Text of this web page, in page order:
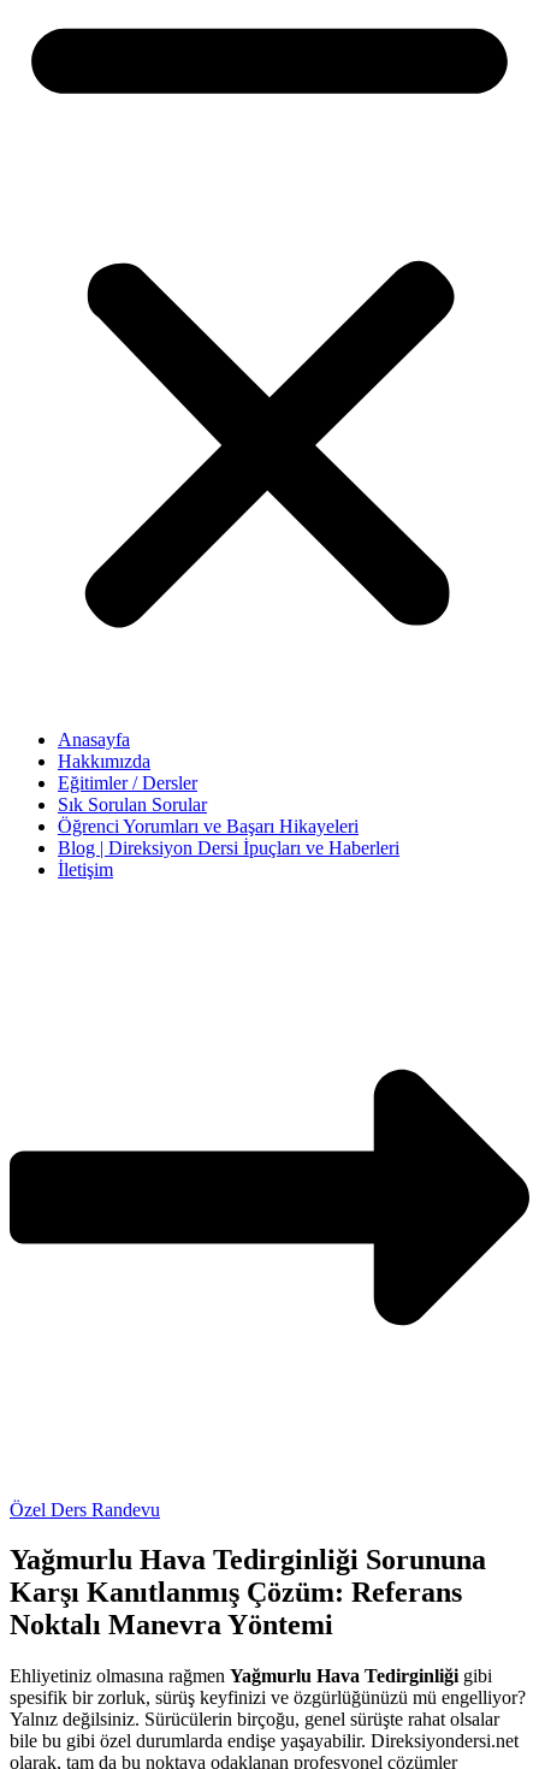
Anasayfa
Hakkımızda
Eğitimler / Dersler
Sık Sorulan Sorular
Öğrenci Yorumları ve Başarı Hikayeleri
Blog | Direksiyon Dersi İpuçları ve Haberleri
İletişim
Özel Ders Randevu
Yağmurlu Hava Tedirginliği Sorununa
Karşı Kanıtlanmış Çözüm: Referans
Noktalı Manevra Yöntemi
Ehliyetiniz olmasına rağmen Yağmurlu Hava Tedirginliği gibi
spesifik bir zorluk, sürüş keyfinizi ve özgürlüğünüzü mü engelliyor?
Yalnız değilsiniz. Sürücülerin birçoğu, genel sürüşte rahat olsalar
bile bu gibi özel durumlarda endişe yaşayabilir. Direksiyondersi.net
olarak, tam da bu noktaya odaklanan profesyonel çözümler